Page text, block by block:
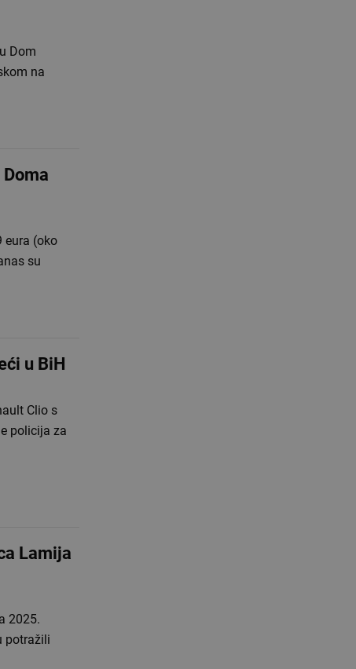
Dom
na
eura (oko
su
u BiH
Clio s
policija za
Lamija
2025.
potražili